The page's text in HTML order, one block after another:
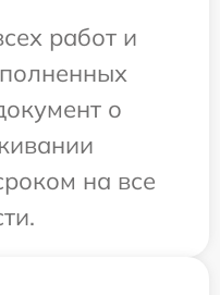
работ и
о
на все